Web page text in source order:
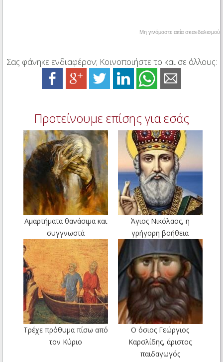
Μη γινόμαστε αιτία σκανδαλισμού
Σας φάνηκε ενδιαφέρον; Κοινοποιήστε το και σε άλλους:
Προτείνουμε επίσης για εσάς
Αμαρτήματα θανάσιμα και
συγγνωστά
Άγιος Νικόλαος, η
γρήγορη βοήθεια
Τρέχε πρόθυμα πίσω από
τον Κύριο
Ο όσιος Γεώργιος
Καρσλίδης, άριστος
παιδαγωγός